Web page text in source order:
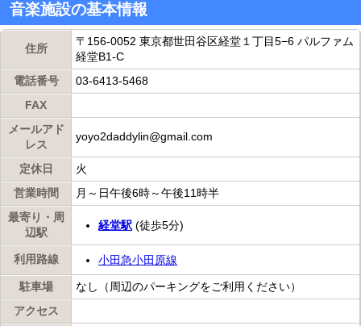
音楽施設の基本情報
住所
〒156-0052 東京都世田谷区経堂１丁目5−6 パルファム
経堂B1-C
電話番号
03-6413-5468
FAX
メールアド
レス
yoyo2daddylin@gmail.com
定休日
火
営業時間
月～日午後6時～午後11時半
最寄り・周
辺駅
経堂駅 (徒歩5分)
利用路線 小田急小田原線
駐車場
なし（周辺のパーキングをご利用ください）
アクセス